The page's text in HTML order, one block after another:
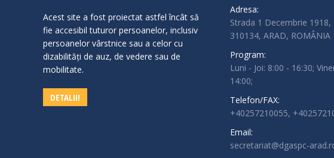
Acest site a fost proiectat astfel încât să
fie accesibil tuturor persoanelor, inclusiv
persoanelor vârstnice sau a celor cu
dizabilităţi de auz, de vedere sau de
mobilitate.
DETALII!
Adresa:
Strada 1 Decembrie 1918,
310134, ARAD, ROMÂNIA
Program:
Luni - Joi: 8:00 - 16:30;
14:00;
Telefon/FAX:
+40257210055,
Email:
secretariat@dgaspc-